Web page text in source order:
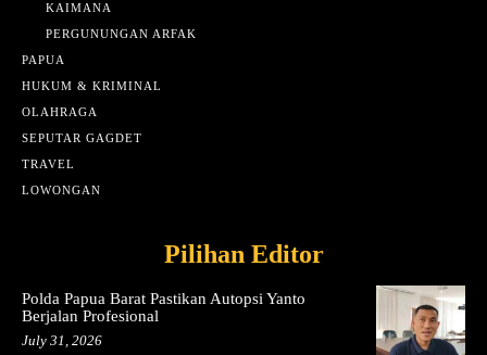
KAIMANA
PERGUNUNGAN ARFAK
PAPUA
HUKUM & KRIMINAL
OLAHRAGA
SEPUTAR GAGDET
TRAVEL
LOWONGAN
Pilihan Editor
Polda Papua Barat Pastikan Autopsi Yanto
Berjalan Profesional
July 31, 2026